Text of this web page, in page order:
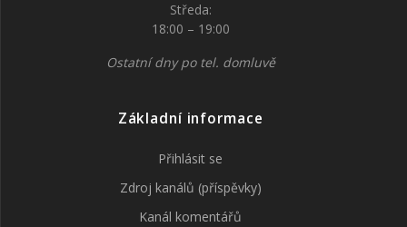
Středa:
18:00 – 19:00
Ostatní dny po tel. domluvě
Základní informace
Přihlásit se
Zdroj kanálů (příspěvky)
Kanál komentářů